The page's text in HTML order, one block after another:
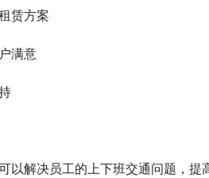
赁方案
满意
解决员工的上下班交通问题，提